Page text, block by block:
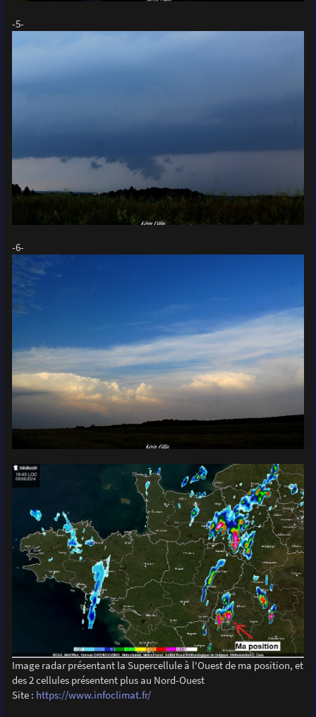
-5-
-6-
Image radar présentant la Supercellule à l'Ouest de ma position, et
des 2 cellules présentent plus au Nord-Ouest
Site : https://www.infoclimat.fr/